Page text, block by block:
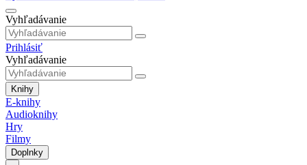
Vyhľadávanie
Prihlásiť
Vyhľadávanie
Knihy
E-knihy
Audioknihy
Hry
Filmy
Doplnky